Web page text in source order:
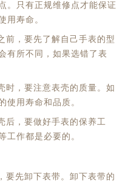
。只有正规维修点才能保证
用寿命。
，要先了解自己手表的型
有所不同，如果选错了表
，要注意表壳的质量。如
使用寿命和品质。
，要做好手表的保养工
工作都是必要的。
先卸下表带。卸下表带的